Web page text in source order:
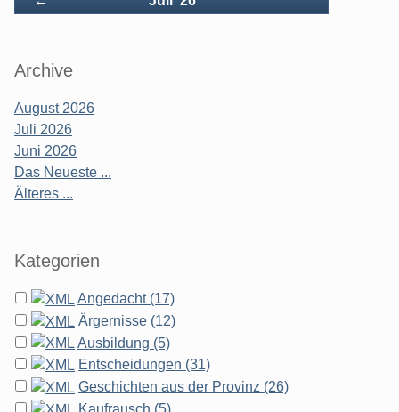
Archive
August 2026
Juli 2026
Juni 2026
Das Neueste ...
Älteres ...
Kategorien
Angedacht (17)
Ärgernisse (12)
Ausbildung (5)
Entscheidungen (31)
Geschichten aus der Provinz (26)
Kaufrausch (5)